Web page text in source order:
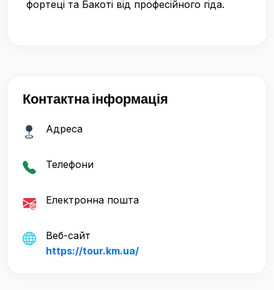
фортеці та Бакоті від професійного гіда.
Контактна інформація
Адреса
Телефони
Електронна пошта
Веб-сайт
https://tour.km.ua/